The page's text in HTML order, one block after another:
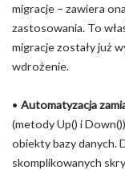
migracje – zawiera
zastosowania. To
migracje zostały już
wdrożenie.
• Automatyzacja
(metody Up() i
obiekty bazy danych.
skomplikowanych